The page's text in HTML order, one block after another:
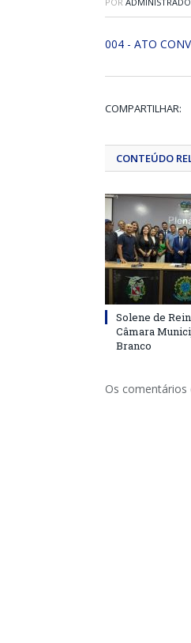
004 - ATO
COMPARTILHAR:
CONTEÚDO
Solene de
Câmara
Branco
Os comentários